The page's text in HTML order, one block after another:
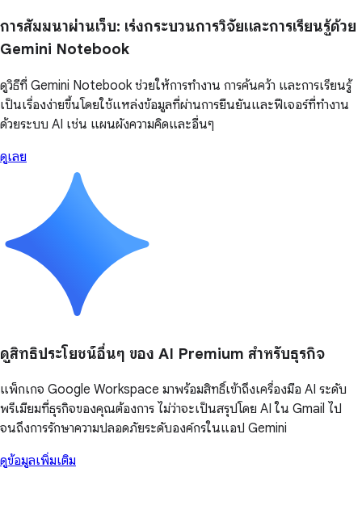
การสัมมนาผ่านเว็บ: เร่งกระบวนการวิจัยและการเรียนรู้ด้วย
Gemini Notebook
ดูวิธีที่ Gemini Notebook ช่วยให้การทำงาน การค้นคว้า และการเรียนรู้
เป็นเรื่องง่ายขึ้นโดยใช้แหล่งข้อมูลที่ผ่านการยืนยันและฟีเจอร์ที่ทำงาน
ด้วยระบบ AI เช่น แผนผังความคิดและอื่นๆ
ดูเลย
ดูสิทธิประโยชน์อื่นๆ ของ AI Premium สำหรับธุรกิจ
แพ็กเกจ Google Workspace มาพร้อมสิทธิ์เข้าถึงเครื่องมือ AI ระดับ
พรีเมียมที่ธุรกิจของคุณต้องการ ไม่ว่าจะเป็นสรุปโดย AI ใน Gmail ไป
จนถึงการรักษาความปลอดภัยระดับองค์กรในแอป Gemini
ดูข้อมูลเพิ่มเติม